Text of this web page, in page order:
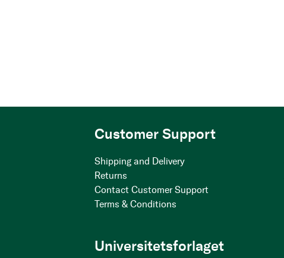
Customer Support
Shipping and Delivery
Returns
Contact Customer Support
Terms & Conditions
Universitetsforlaget